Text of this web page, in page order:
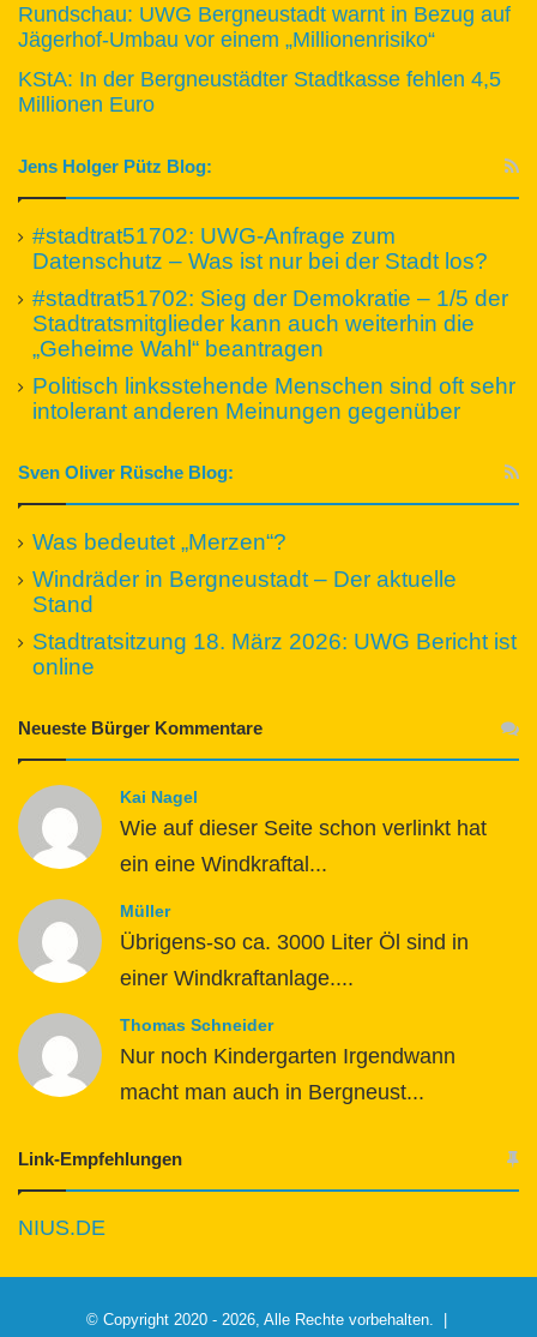
Rundschau: UWG Bergneustadt warnt in Bezug auf
Jägerhof-Umbau vor einem „Millionenrisiko“
KStA: In der Bergneustädter Stadtkasse fehlen 4,5
Millionen Euro
Jens Holger Pütz Blog:
#stadtrat51702: UWG-Anfrage zum
Datenschutz – Was ist nur bei der Stadt los?
#stadtrat51702: Sieg der Demokratie – 1/5 der
Stadtratsmitglieder kann auch weiterhin die
„Geheime Wahl“ beantragen
Politisch linksstehende Menschen sind oft sehr
intolerant anderen Meinungen gegenüber
Sven Oliver Rüsche Blog:
Was bedeutet „Merzen“?
Windräder in Bergneustadt – Der aktuelle
Stand
Stadtratsitzung 18. März 2026: UWG Bericht ist
online
Neueste Bürger Kommentare
Kai Nagel
Wie auf dieser Seite schon verlinkt hat
ein eine Windkraftal...
Müller
Übrigens-so ca. 3000 Liter Öl sind in
einer Windkraftanlage....
Thomas Schneider
Nur noch Kindergarten Irgendwann
macht man auch in Bergneust...
Link-Empfehlungen
NIUS.DE
© Copyright 2020 - 2026, Alle Rechte vorbehalten. |